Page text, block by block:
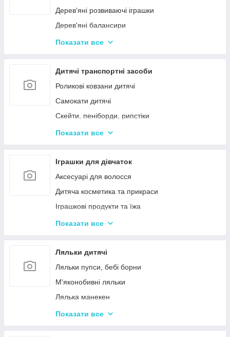
Дерев'яні розвиваючі іграшки
Дерев'яні балансири
Дерев'яні пазли для дорослих
Дерев'яні іграшки-лабіринти
Дерев'яні іграшкові кубики, пірамідки
Дерев'яні іграшки-шнурівки
Дерев'яні дитячі конструктори
Різні дерев'яні іграшки
Показати все
Дитячі транспортні засоби
Роликові ковзани дитячі
Самокати дитячі
Скейти, пеніборди, рипстіки
Каталки та толокари
Показати все
Іграшки для дівчаток
Аксесуарі для волосся
Дитяча косметика та прикраси
Іграшкові продукти та їжа
Іграшковий посуд
Дитячі ігрові набори для прибирання
Дитячі рольові набори лікаря
Дитячий ігровий набір кухня
Дитячий ігровий магазин, касса
Іграшковий салон краси, трюмо
Показати все
Ляльки дитячі
Ляльки пупси, бебі борни
М'яконобивні ляльки
Лялька манекен
Барбі та схожі ляльки
Показати все